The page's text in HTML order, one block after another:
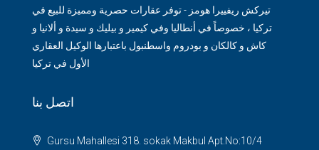
تيركش ريفييرا هومز - توفر عقارات حصرية ومميزة للبيع في
تركيا ، خصوصاً في أنطاليا وفي كيمير و بيليك و سيدة و ألانيا و
كاش و كالكان و بودروم واسطنبول باعتبارها الوكيل العقاري
الأول في تركيا
اتصل بنا
Gursu Mahallesi 318. sokak Makbul Apt.No:10/4